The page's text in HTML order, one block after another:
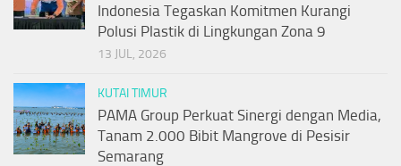
Indonesia Tegaskan Komitmen Kurangi
Polusi Plastik di Lingkungan Zona 9
13 JUL, 2026
KUTAI TIMUR
PAMA Group Perkuat Sinergi dengan Media,
Tanam 2.000 Bibit Mangrove di Pesisir
Semarang